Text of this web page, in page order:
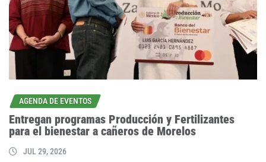
AGENDA DE EVENTOS
Entregan programas Producción y Fertilizantes
para el bienestar a cañeros de Morelos
JUL 29, 2026